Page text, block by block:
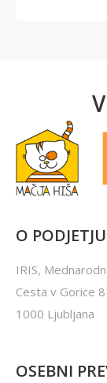
O PODJETJU
IRIS,
Cesta v Gorice 8
1000 Ljubljana
OSEBNI